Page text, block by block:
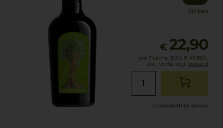
Sizilien
€ 22,90
pro Flasche (0.5l), € 45,80/L
inkl. MwSt. zzgl. Versand
Lebensmittel­angaben